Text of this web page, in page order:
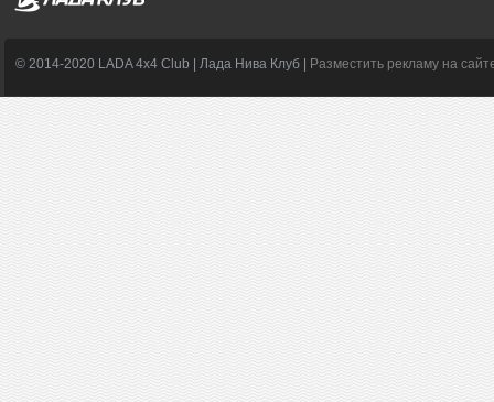
© 2014-2020 LADA 4x4 Club | Лада Нива Клуб | Разместить рекламу на